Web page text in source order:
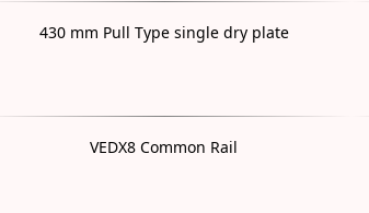
430 mm Pull Type single dry plate
VEDX8 Common Rail